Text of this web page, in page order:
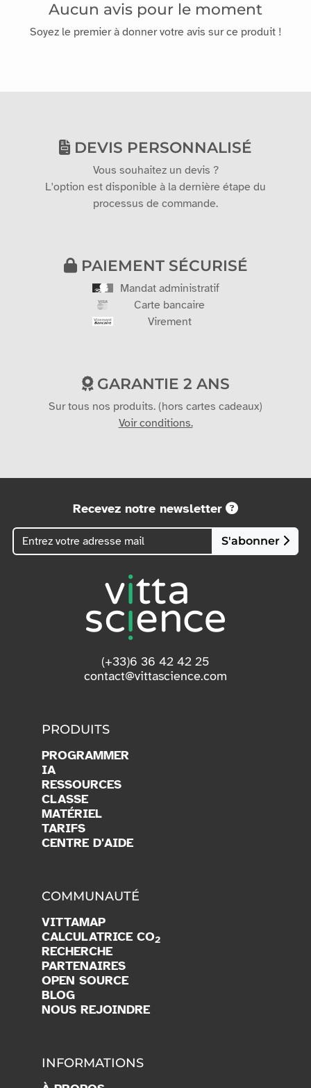
Aucun avis pour le moment
Soyez le premier à donner votre avis sur ce produit !
DEVIS PERSONNALISÉ
Vous souhaitez un devis ?
L'option est disponible à la dernière étape du
processus de commande.
PAIEMENT SÉCURISÉ
Mandat administratif
Carte bancaire
Virement
GARANTIE 2 ANS
Sur tous nos produits. (hors cartes cadeaux)
Voir conditions.
Recevez notre newsletter
S'abonner
(+33)6 36 42 42 25
contact@vittascience.com
PRODUITS
PROGRAMMER
IA
RESSOURCES
CLASSE
MATÉRIEL
TARIFS
CENTRE D'AIDE
COMMUNAUTÉ
VITTAMAP
CALCULATRICE CO2
RECHERCHE
PARTENAIRES
OPEN SOURCE
BLOG
NOUS REJOINDRE
INFORMATIONS